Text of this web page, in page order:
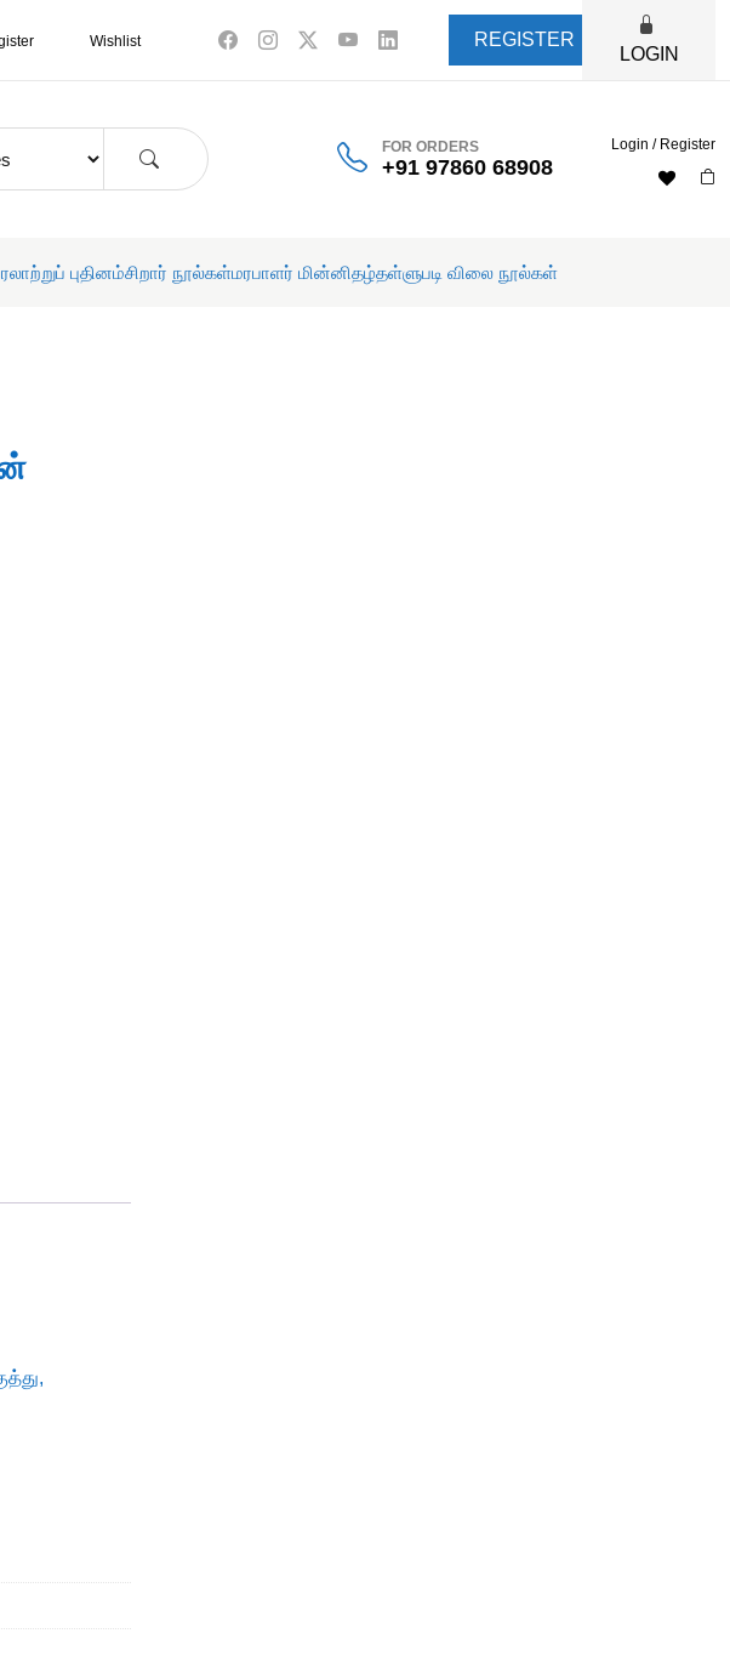
Wishlist REGISTER
LOGIN
FOR ORDERS
+91 97860 68908
Login / Register
புதினம்சிறார் நூல்கள்மரபாளர் மின்னிதழ்தள்ளுபடி விலை நூல்கள்